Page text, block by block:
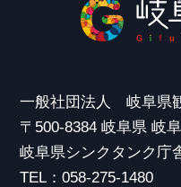
一般社団法人 岐阜県
〒500-8384 岐阜県 岐
岐阜県シンクタンク庁
TEL：058-275-1480